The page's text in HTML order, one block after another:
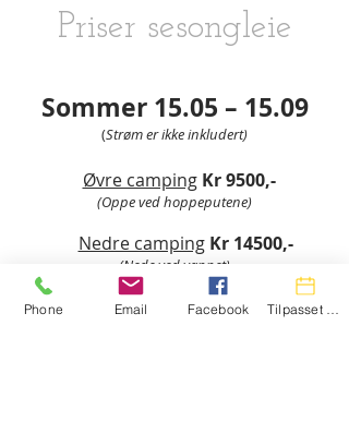
Priser sesongleie
Sommer 15.05 – 15.09
(Strøm er ikke inkludert)
Øvre camping Kr 9500,-
(Oppe ved hoppeputene)
Nedre camping Kr 14500,-
(Nede ved vannet)
Phone Email Facebook